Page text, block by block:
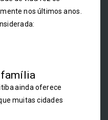
nos últimos anos.
família
ainda oferece
muitas cidades